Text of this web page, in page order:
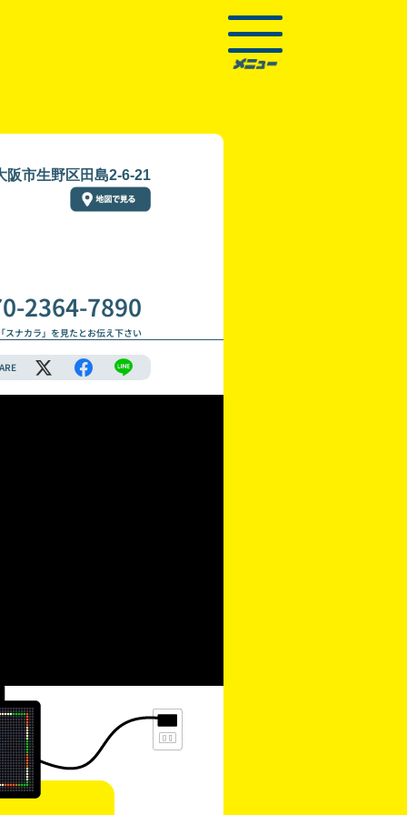
阪市生野区田島2-6-21
2364-7890
スナカラ」を見たとお伝え下さい